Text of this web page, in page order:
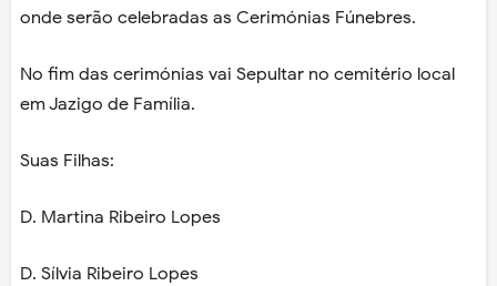
onde serão celebradas as Cerimónias Fúnebres.
No fim das cerimónias vai Sepultar no cemitério local
em Jazigo de Família.
Suas Filhas:
D. Martina Ribeiro Lopes
D. Sílvia Ribeiro Lopes